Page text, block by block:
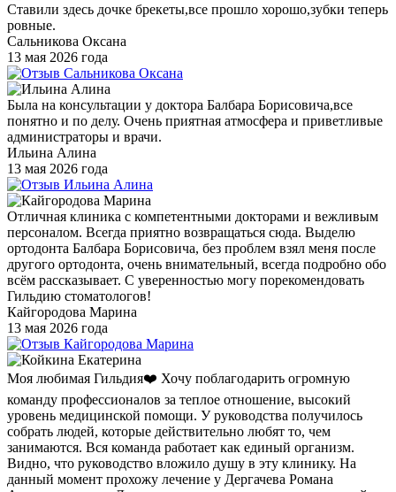
Ставили здесь дочке брекеты,все прошло хорошо,зубки теперь
ровные.
Сальникова Оксана
13 мая 2026 года
Была на консультации у доктора Балбара Борисовича,все
понятно и по делу. Очень приятная атмосфера и приветливые
администраторы и врачи.
Ильина Алина
13 мая 2026 года
Отличная клиника с компетентными докторами и вежливым
персоналом. Всегда приятно возвращаться сюда. Выделю
ортодонта Балбара Борисовича, без проблем взял меня после
другого ортодонта, очень внимательный, всегда подробно обо
всём рассказывает. С уверенностью могу порекомендовать
Гильдию стоматологов!
Кайгородова Марина
13 мая 2026 года
Моя любимая Гильдия❤️ Хочу поблагодарить огромную
команду профессионалов за теплое отношение, высокий
уровень медицинской помощи. У руководства получилось
собрать людей, которые действительно любят то, чем
занимаются. Вся команда работает как единый организм.
Видно, что руководство вложило душу в эту клинику. На
данный момент прохожу лечение у Дергачева Романа